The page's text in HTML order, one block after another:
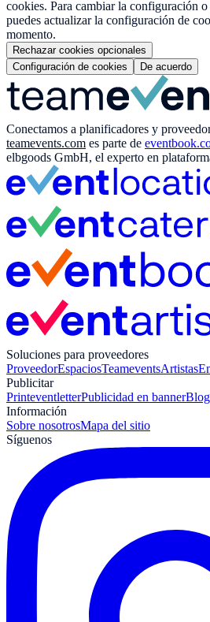
cookies. Para cambiar la configuración
puedes actualizar la configuración de
momento.
Rechazar cookies opcionales
Configuración de cookies
De acuerdo
Conectamos a planificadores y
teamevents.com es parte de
elbgoods GmbH, el experto en
Soluciones para proveedores
ProveedorEspaciosTeameventsArtistas
Publicitar
PrinteventletterPublicidad en banner
Información
Sobre nosotrosMapa del sitio
Síguenos